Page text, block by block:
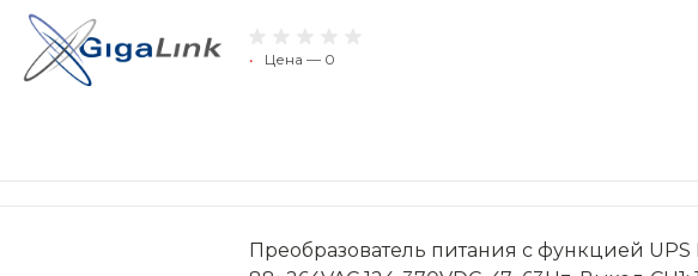
• Цена — 0
Преобразователь питания с функцией UPS